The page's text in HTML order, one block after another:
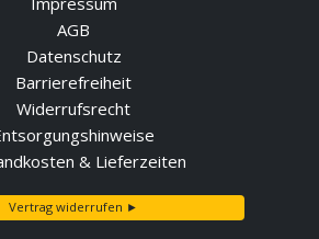
AGB
Datenschutz
Barrierefreiheit
Widerrufsrecht
& Lieferzeiten
Vertrag widerrufen ►